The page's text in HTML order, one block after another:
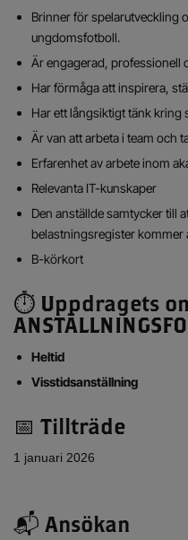
Brinner för spelarutveckling
ungdomsfotboll.
Är engagerad, professionell
Har förmåga att inspirera,
Har ett långsiktigt tänk kring
Är van att arbeta i team och
Erfarenhet av arbete inom
Relevanta IT-kunskaper
Den anställde samtycker till
belastningsregister kommer
B-körkort
⏱ Uppdragets
Heltid
Visstidsanställning
📅 Tillträde
1 januari 2026
📬 Ansökan